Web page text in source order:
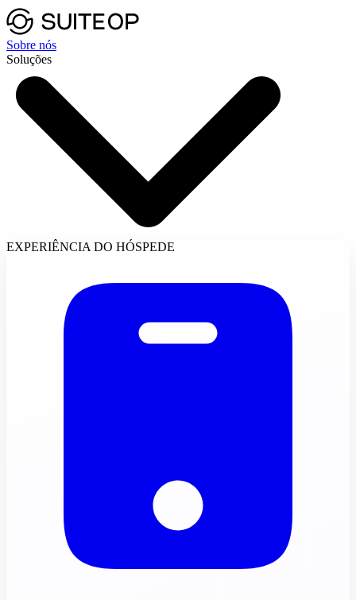
Sobre nós
Soluções
EXPERIÊNCIA DO HÓSPEDE